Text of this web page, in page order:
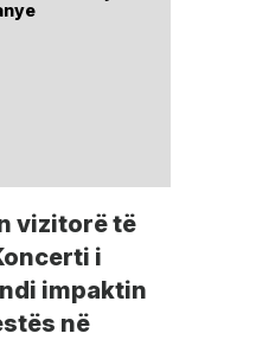
vizitorë të
i
impaktin
në